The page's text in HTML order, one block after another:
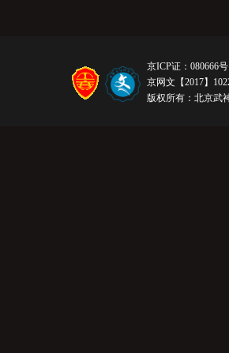
京ICP证：080666
京网文【2017】
版权所有：北京武